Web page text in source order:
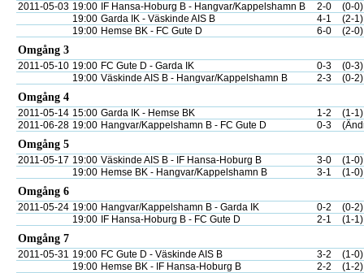
2011-05-03 19:00 IF Hansa-Hoburg B - Hangvar/Kappelshamn B 2-0
(0-0)
19:00 Garda IK - Väskinde AIS B 4-1
(2-1)
19:00 Hemse BK - FC Gute D 6-0 (2-0)
Omgång 3
2011-05-10 19:00 FC Gute D - Garda IK 0-3
(0-3)
19:00 Väskinde AIS B - Hangvar/Kappelshamn B 2-3 (0-2)
Omgång 4
2011-05-14 15:00 Garda IK - Hemse BK 1-2
(1-1)
2011-06-28 19:00 Hangvar/Kappelshamn B - FC Gute D 0-3
Omgång 5
2011-05-17 19:00 Väskinde AIS B - IF Hansa-Hoburg B 3-0
(1-0)
19:00 Hemse BK - Hangvar/Kappelshamn B 3-1 (1-0)
Omgång 6
2011-05-24 19:00 Hangvar/Kappelshamn B - Garda IK 0-2
(0-2)
19:00
IF Hansa-Hoburg B - FC Gute D 2-1 (1-1)
Omgång 7
2011-05-31 19:00 FC Gute D - Väskinde AIS B 3-2
(1-0)
19:00 Hemse BK - IF Hansa-Hoburg B 2-2 (1-2)